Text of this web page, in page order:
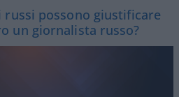
possono giustificare
un giornalista russo?